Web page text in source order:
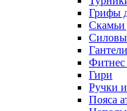
Грифы
Скамьи
Гантели
Фитнес
Гири
Ручки
Пояса